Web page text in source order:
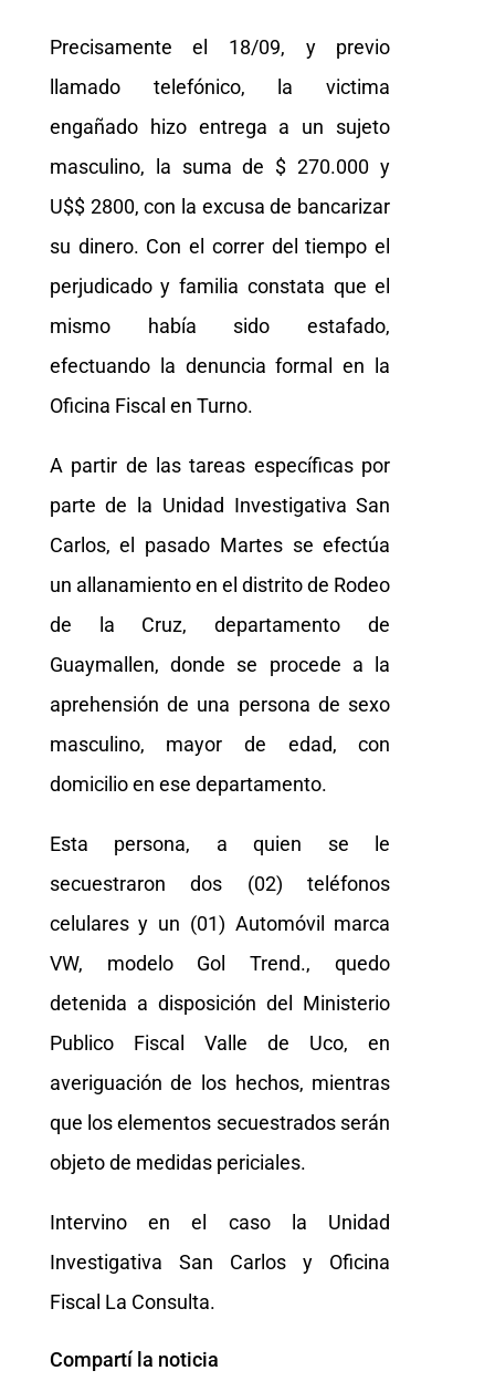
Precisamente el 18/09, y previo
llamado telefónico, la victima
engañado hizo entrega a un sujeto
masculino, la suma de $ 270.000 y
U$$ 2800, con la excusa de bancarizar
su dinero. Con el correr del tiempo el
perjudicado y familia constata que el
mismo había sido estafado,
efectuando la denuncia formal en la
Oficina Fiscal en Turno.
A partir de las tareas específicas por
parte de la Unidad Investigativa San
Carlos, el pasado Martes se efectúa
un allanamiento en el distrito de Rodeo
de la Cruz, departamento de
Guaymallen, donde se procede a la
aprehensión de una persona de sexo
masculino, mayor de edad, con
domicilio en ese departamento.
Esta persona, a quien se le
secuestraron dos (02) teléfonos
celulares y un (01) Automóvil marca
VW, modelo Gol Trend., quedo
detenida a disposición del Ministerio
Publico Fiscal Valle de Uco, en
averiguación de los hechos, mientras
que los elementos secuestrados serán
objeto de medidas periciales.
Intervino en el caso la Unidad
Investigativa San Carlos y Oficina
Fiscal La Consulta.
Compartí la noticia